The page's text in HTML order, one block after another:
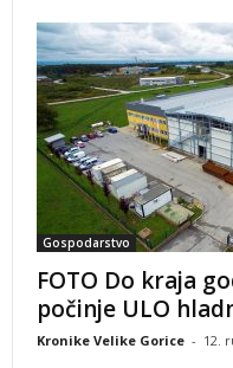
Gospodarstvo
FOTO Do kraja
počinje ULO
Kronike Velike Gorice - 12.